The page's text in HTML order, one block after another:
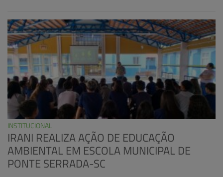
INSTITUCIONAL
IRANI REALIZA AÇÃO DE EDUCAÇÃO
AMBIENTAL EM ESCOLA MUNICIPAL DE
PONTE SERRADA-SC